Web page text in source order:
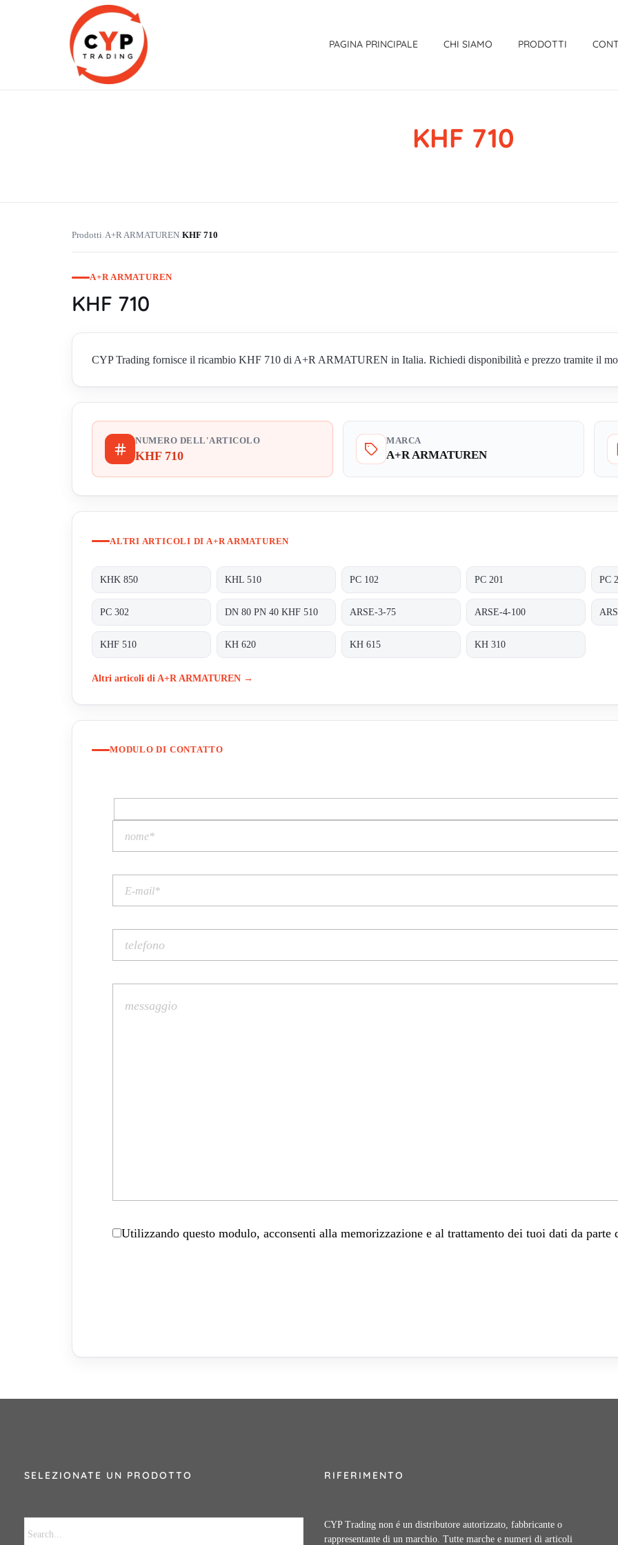
PAGINA PRINCIPALE CHI SIAMO PRODOTTI
KHF 710
Prodotti›A+R ARMATUREN›KHF 710
A+R ARMATUREN
KHF 710
CYP Trading fornisce il ricambio KHF 710 di A+R ARMATUREN in Italia. Richiedi disponibilità e prezzo tramite il
NUMERO DELL'ARTICOLO
KHF 710
MARCA
A+R ARMATUREN
ALTRI ARTICOLI DI A+R ARMATUREN
KHK 850 KHL 510 PC 102 PC 201 PC
PC 302 DN 80 PN 40 KHF 510 ARSE-3-75 ARSE-4-100
KHF 510 KH 620 KH 615 KH 310
Altri articoli di A+R ARMATUREN →
MODULO DI CONTATTO
Utilizzando questo modulo, acconsenti alla memorizzazione e al trattamento dei tuoi dati da parte
SELEZIONATE UN PRODOTTO RIFERIMENTO
CYP Trading non é un distributore autorizzato, fabbricante o
rappresentante di un marchio. Tutte marche e numeri di articoli